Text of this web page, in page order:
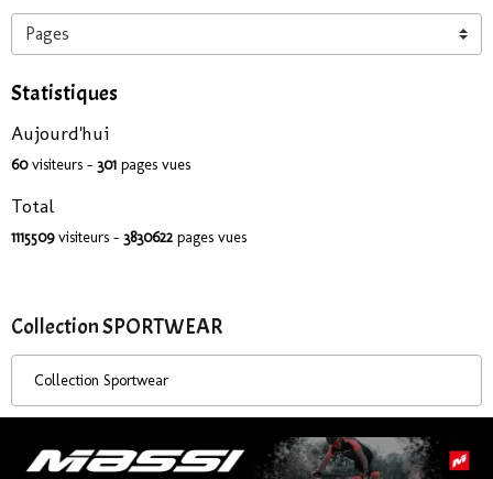
Statistiques
Aujourd'hui
60visiteurs - 301 pages vues
Total
1115509visiteurs - 3830622 pages vues
Collection SPORTWEAR
Collection Sportwear